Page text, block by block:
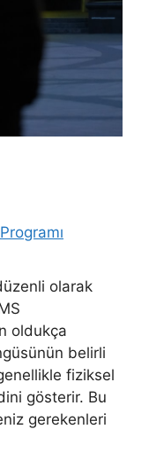
olarak
oldukça
belirli
fiziksel
gösterir. Bu
gerekenleri